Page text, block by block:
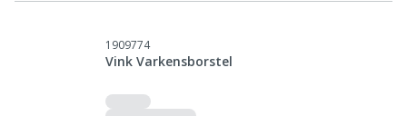
1909774
Vink Varkensborstel